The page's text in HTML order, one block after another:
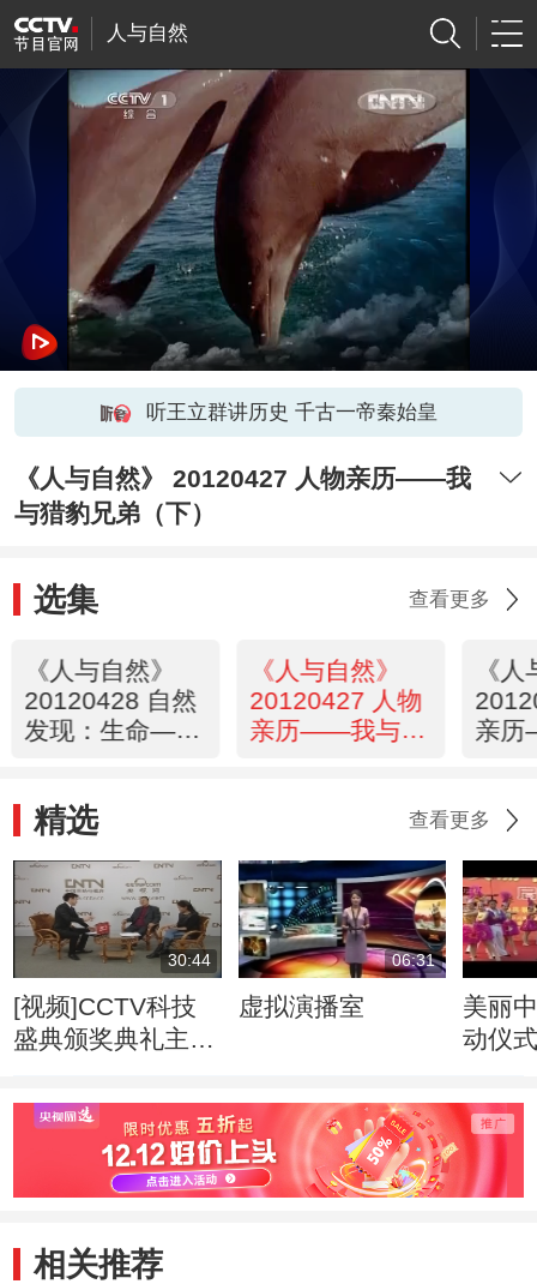
人与自然
听王立群讲历史 千古一帝秦始皇
《人与自然》 20120427 人物亲历——我
与猎豹兄弟（下）
选集 查看更多
《人与自然》
20120428 自然
发现：生命——
《人与自然》
20120427 人物
亲历——我与猎
《
亲
精选 查看更多
30:44
[视频]CCTV科技
盛典颁奖典礼主创
06:31
虚拟演播室
美丽
动仪式
相关推荐